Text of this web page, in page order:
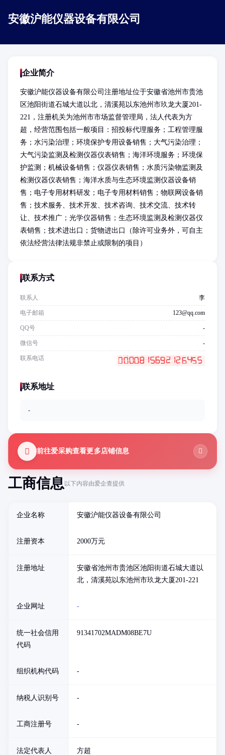
安徽沪能仪器设备有限公司
工商信息以下内容由爱企查提供
企业名称 安徽沪能仪器设备有限公司
注册资本 2000万元
注册地址
安徽省池州市贵池区池阳街道石城大道以
北，清溪苑以东池州市玖龙大厦201-221
企业网址 -
统一社会信用
代码
91341702MADM08BE7U
组织机构代码 -
纳税人识别号 -
工商注册号 -
法定代表人 方超
企业简介
安徽沪能仪器设备有限公司注册地址位于安徽省池州市贵池
区池阳街道石城大道以北，清溪苑以东池州市玖龙大厦201-
221，注册机关为池州市市场监督管理局，法人代表为方
超，经营范围包括一般项目：招投标代理服务；工程管理服
务；水污染治理；环境保护专用设备销售；大气污染治理；
大气污染监测及检测仪器仪表销售；海洋环境服务；环境保
护监测；机械设备销售；仪器仪表销售；水质污染物监测及
检测仪器仪表销售；海洋水质与生态环境监测仪器设备销
售；电子专用材料研发；电子专用材料销售；物联网设备销
售；技术服务、技术开发、技术咨询、技术交流、技术转
让、技术推广；光学仪器销售；生态环境监测及检测仪器仪
表销售；技术进出口；货物进出口（除许可业务外，可自主
依法经营法律法规非禁止或限制的项目）
联系方式
联系人 李
电子邮箱 123@qq.com
QQ号 -
微信号 -
联系电话
联系地址
-
前往爱采购查看更多店铺信息